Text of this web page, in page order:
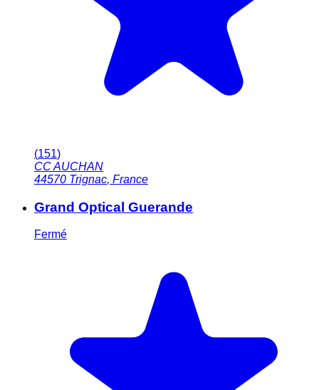
(151)
CC AUCHAN
44570 Trignac, France
Grand Optical Guerande
Fermé